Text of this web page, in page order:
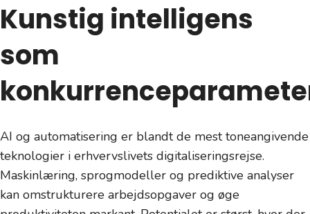
Kunstig intelligens
som
AI og automatisering er blandt de mest toneangivende
teknologier i erhvervslivets digitaliseringsrejse.
Maskinlæring, sprogmodeller og prediktive analyser
kan omstrukturere arbejdsopgaver og øge